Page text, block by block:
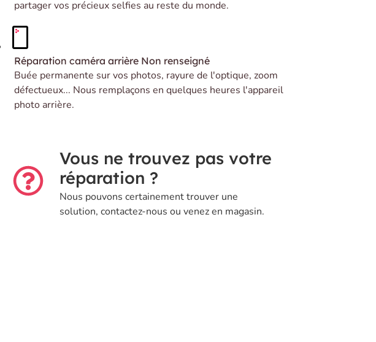
partager vos précieux selfies au reste du monde.
Réparation caméra arrière Non renseigné
Buée permanente sur vos photos, rayure de l'optique, zoom
défectueux... Nous remplaçons en quelques heures l'appareil
photo arrière.
Vous ne trouvez pas votre
réparation ?
Nous pouvons certainement trouver une
solution, contactez-nous ou venez en magasin.